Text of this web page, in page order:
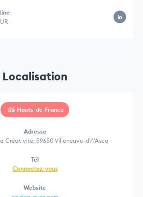
Localisation
Hauts-de-France
Adresse
Créativité, 59650 Villeneuve-d\\\'Ascq
Tél
Connectez-vous
Website